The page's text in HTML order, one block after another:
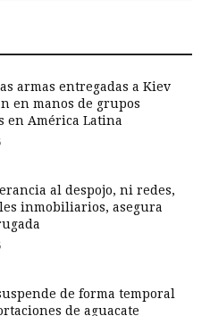
armas entregadas a Kiev
en manos de grupos
en América Latina
al despojo, ni redes,
inmobiliarios, asegura
de forma temporal
de aguacate